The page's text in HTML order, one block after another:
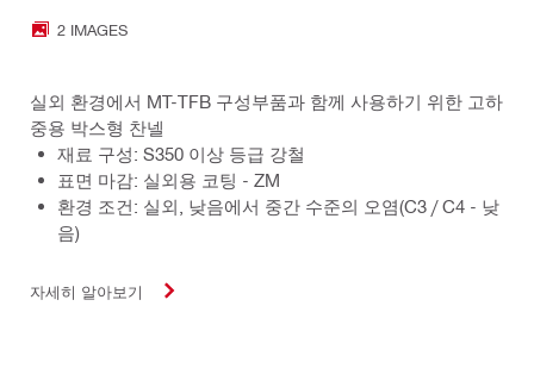
2 IMAGES
실외 환경에서 MT-TFB 구성부품과 함께 사용하기 위한 고하
중용 박스형 찬넬
재료 구성: S350 이상 등급 강철
표면 마감: 실외용 코팅 - ZM
환경 조건: 실외, 낮음에서 중간 수준의 오염(C3 / C4 - 낮
음)
자세히 알아보기